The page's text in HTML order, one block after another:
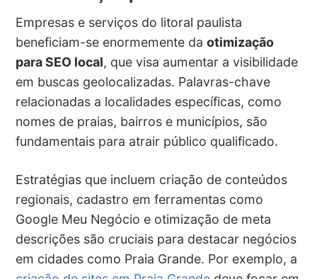
Empresas e serviços do litoral paulista
beneficiam-se enormemente da otimização
para SEO local, que visa aumentar a visibilidade
em buscas geolocalizadas. Palavras-chave
relacionadas a localidades específicas, como
nomes de praias, bairros e municípios, são
fundamentais para atrair público qualificado.
Estratégias que incluem criação de conteúdos
regionais, cadastro em ferramentas como
Google Meu Negócio e otimização de meta
descrições são cruciais para destacar negócios
em cidades como Praia Grande. Por exemplo, a